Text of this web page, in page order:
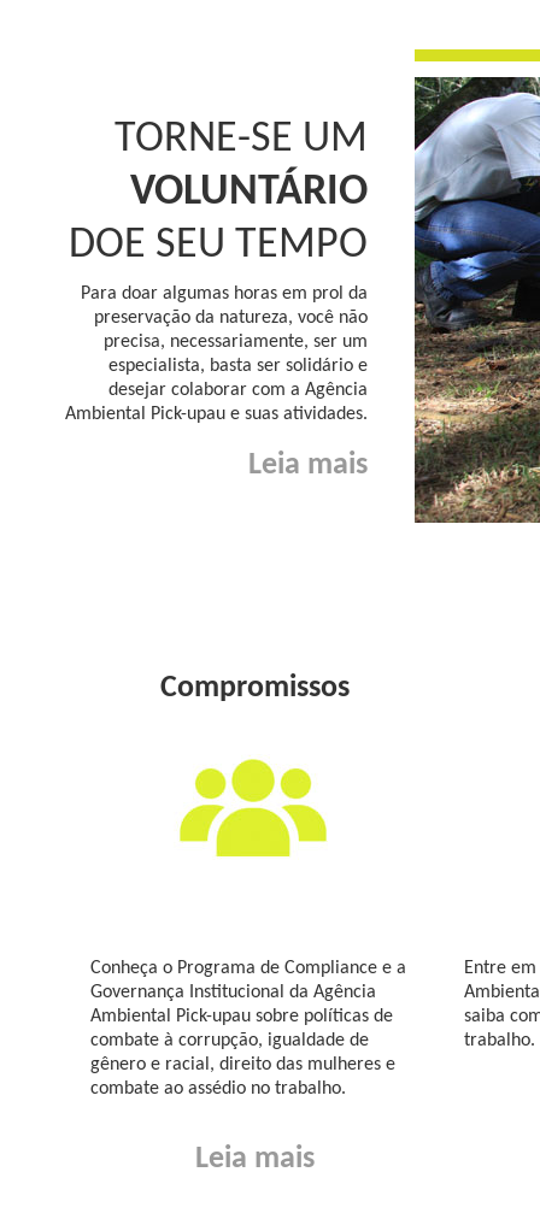
TORNE-SE UM
VOLUNTÁRIO
DOE SEU TEMPO
Para doar algumas horas em prol da
preservação da natureza, você não
precisa, necessariamente, ser um
especialista, basta ser solidário e
desejar colaborar com a Agência
Ambiental Pick-upau e suas atividades.
Leia mais
Compromissos
Conheça o Programa de Compliance e a
Governança Institucional da Agência
Ambiental Pick-upau sobre políticas de
combate à corrupção, igualdade de
gênero e racial, direito das mulheres e
combate ao assédio no trabalho.
Entre
saiba
trabalho.
Leia mais